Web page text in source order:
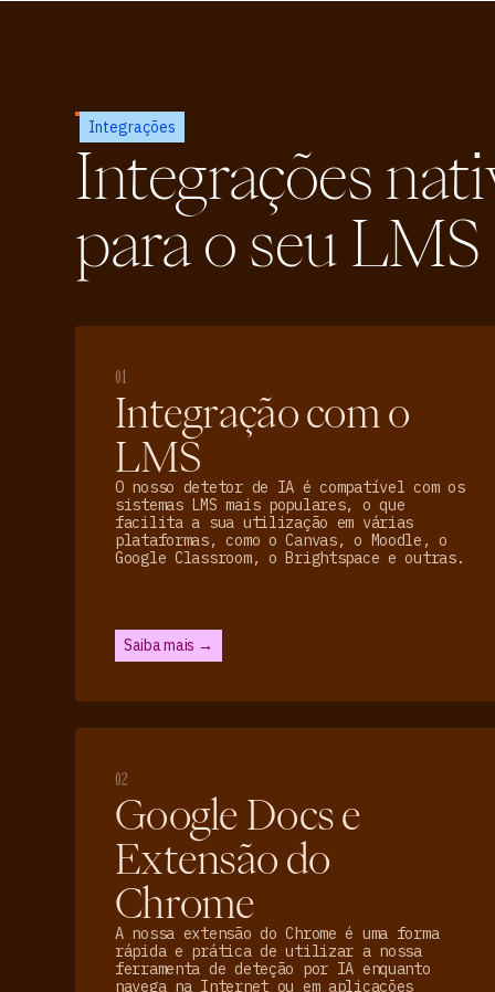
Integrações
Integrações
para o seu LMS
01
Integração com o
LMS
O nosso detetor de IA é compatível com os
sistemas LMS mais populares, o que
facilita a sua utilização em várias
plataformas, como o Canvas, o Moodle, o
Google Classroom, o Brightspace e outras.
Saiba mais →
02
Google Docs e
Extensão do
Chrome
A nossa extensão do Chrome é uma forma
rápida e prática de utilizar a nossa
ferramenta de deteção por IA enquanto
navega na Internet ou em aplicações